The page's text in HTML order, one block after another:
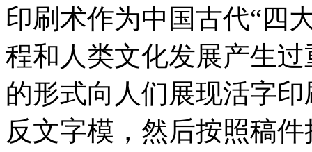
印刷术作为中国古代“四
程和人类文化发展产生
的形式向人们展现活字
反文字模，然后按照稿